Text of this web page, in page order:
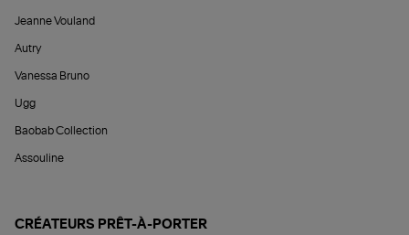
Jeanne Vouland
Autry
Vanessa Bruno
Ugg
Baobab Collection
Assouline
CRÉATEURS PRÊT-À-PORTER